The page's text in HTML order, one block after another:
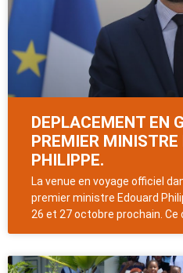
DEPLACEMENT EN
PREMIER MINISTRE
PHILIPPE.
La venue en voyage officiel
premier ministre Edouard
26 et 27 octobre prochain.